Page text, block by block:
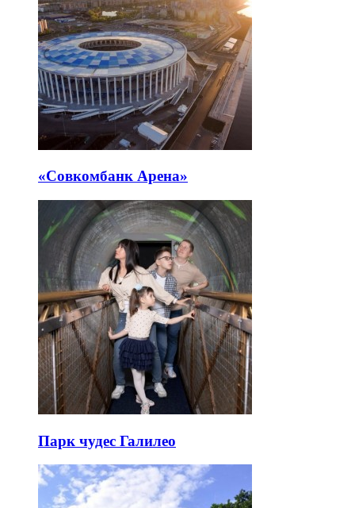
«Совкомбанк Арена⁠»
Парк чудес Галилео